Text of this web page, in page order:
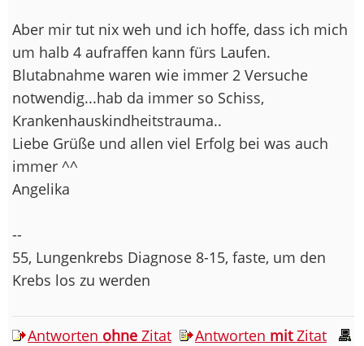
Aber mir tut nix weh und ich hoffe, dass ich mich
um halb 4 aufraffen kann fürs Laufen.
Blutabnahme waren wie immer 2 Versuche
notwendig...hab da immer so Schiss,
Krankenhauskindheitstrauma..
Liebe Grüße und allen viel Erfolg bei was auch
immer ^^
Angelika
--
55, Lungenkrebs Diagnose 8-15, faste, um den
Krebs los zu werden
Antworten ohne Zitat Antworten mitZitat